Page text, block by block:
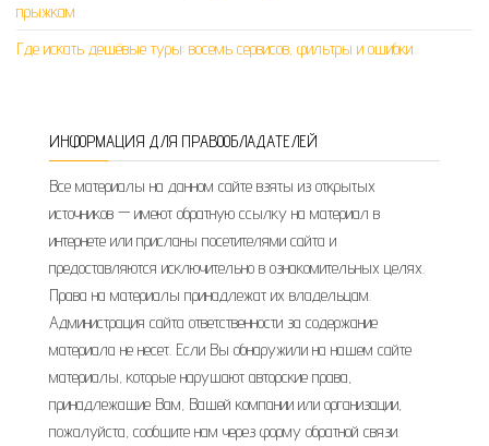
прыжкам
Где искать дешёвые туры: восемь сервисов, фильтры и ошибки
ИНФОРМАЦИЯ ДЛЯ ПРАВООБЛАДАТЕЛЕЙ
Все материалы на данном сайте взяты из открытых
источников — имеют обратную ссылку на материал в
интернете или присланы посетителями сайта и
предоставляются исключительно в ознакомительных целях.
Права на материалы принадлежат их владельцам.
Администрация сайта ответственности за содержание
материала не несет. Если Вы обнаружили на нашем сайте
материалы, которые нарушают авторские права,
принадлежащие Вам, Вашей компании или организации,
пожалуйста, сообщите нам через форму обратной связи.